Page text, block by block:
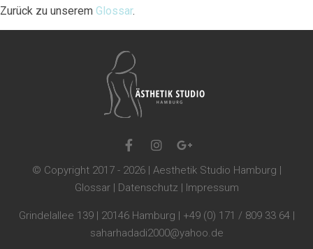
Zurück zu unserem Glossar.
© Copyright 2017 - 2026 | Aesthetik Studio Hamburg |
Glossar| Datenschutz | Impressum
Grindelallee 139 | 20146 Hamburg | +49 (0) 171 / 809 33 64 |
saharhadadi2000@yahoo.de